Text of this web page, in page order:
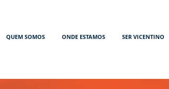
QUEM SOMOS ONDE ESTAMOS SER VICENTINO